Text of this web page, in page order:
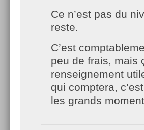
Ce n’est pas du
reste.
C’est
peu de frais, mais
renseignement
qui comptera,
les grands